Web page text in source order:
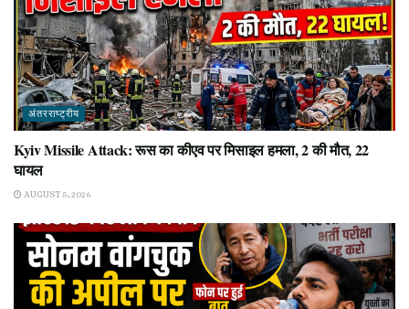
अंतरराष्ट्रीय
Kyiv Missile Attack: रूस का कीएव पर मिसाइल हमला, 2 की मौत, 22
घायल
AUGUST 5, 2026